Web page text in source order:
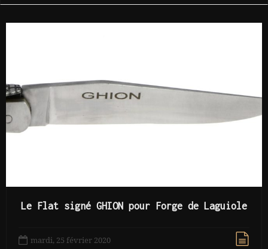
Le Flat signé GHION pour Forge de Laguiole
mardi, 25 février 2020